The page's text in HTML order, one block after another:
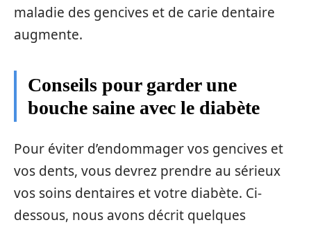
maladie des gencives et de carie dentaire
augmente.
Conseils pour garder une
bouche saine avec le diabète
Pour éviter d’endommager vos gencives et
vos dents, vous devrez prendre au sérieux
vos soins dentaires et votre diabète. Ci-
dessous, nous avons décrit quelques